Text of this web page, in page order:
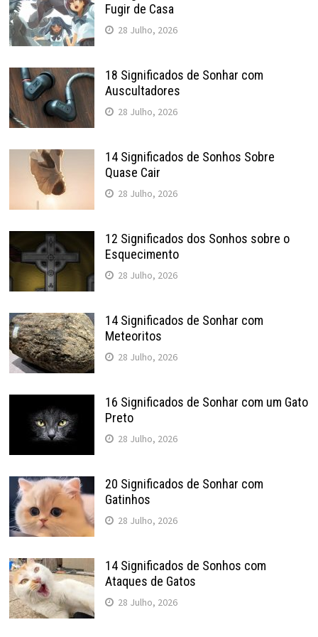
Fugir de Casa
28 Julho, 2026
18 Significados de Sonhar com
Auscultadores
28 Julho, 2026
14 Significados de Sonhos Sobre
Quase Cair
28 Julho, 2026
12 Significados dos Sonhos sobre o
Esquecimento
28 Julho, 2026
14 Significados de Sonhar com
Meteoritos
28 Julho, 2026
16 Significados de Sonhar com um Gato
Preto
28 Julho, 2026
20 Significados de Sonhar com
Gatinhos
28 Julho, 2026
14 Significados de Sonhos com
Ataques de Gatos
28 Julho, 2026